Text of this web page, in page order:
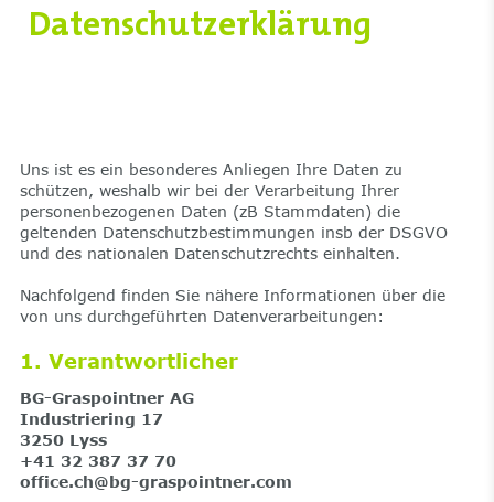
Datenschutzerklärung
Uns ist es ein besonderes Anliegen Ihre Daten zu
schützen, weshalb wir bei der Verarbeitung Ihrer
personenbezogenen Daten (zB Stammdaten) die
geltenden Datenschutzbestimmungen insb der DSGVO
und des nationalen Datenschutzrechts einhalten.
Nachfolgend finden Sie nähere Informationen über die
von uns durchgeführten Datenverarbeitungen:
1. Verantwortlicher
BG-Graspointner AG
Industriering 17
3250 Lyss
+41 32 387 37 70
office.ch@bg-graspointner.com